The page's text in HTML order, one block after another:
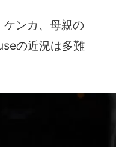
ンカ、母親の
の近況は多難